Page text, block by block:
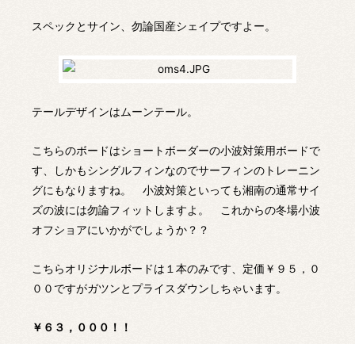
スペックとサイン、勿論国産シェイプですよー。
テールデザインはムーンテール。
こちらのボードはショートボーダーの小波対策用ボードで
す、しかもシングルフィンなのでサーフィンのトレーニン
グにもなりますね。 小波対策といっても湘南の通常サイ
ズの波には勿論フィットしますよ。 これからの冬場小波
オフショアにいかがでしょうか？？
こちらオリジナルボードは１本のみです、定価￥９５，０
００ですがガツンとプライスダウンしちゃいます。
￥６３，０００！！